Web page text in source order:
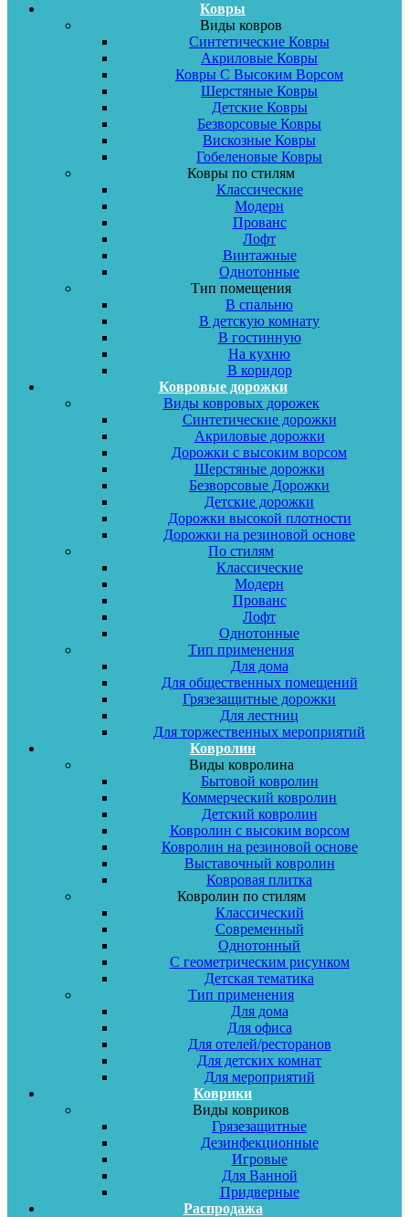
Ковры
Виды ковров
Синтетические Ковры
Акриловые Ковры
Ковры С Высоким Ворсом
Шерстяные Ковры
Детские Ковры
Безворсовые Ковры
Вискозные Ковры
Гобеленовые Ковры
Ковры по стилям
Классические
Модерн
Прованс
Лофт
Винтажные
Однотонные
Тип помещения
В спальню
В детскую комнату
В гостинную
На кухню
В коридор
Ковровые дорожки
Виды ковровых дорожек
Синтетические дорожки
Акриловые дорожки
Дорожки с высоким ворсом
Шерстяные дорожки
Безворсовые Дорожки
Детские дорожки
Дорожки высокой плотности
Дорожки на резиновой основе
По стилям
Классические
Модерн
Прованс
Лофт
Однотонные
Тип применения
Для дома
Для общественных помещений
Грязезащитные дорожки
Для лестниц
Для торжественных мероприятий
Ковролин
Виды ковролина
Бытовой ковролин
Коммерческий ковролин
Детский ковролин
Ковролин с высоким ворсом
Ковролин на резиновой основе
Выставочный ковролин
Ковровая плитка
Ковролин по стилям
Классический
Современный
Однотонный
С геометрическим рисунком
Детская тематика
Тип применения
Для дома
Для офиса
Для отелей/ресторанов
Для детских комнат
Для мероприятий
Коврики
Виды ковриков
Грязезащитные
Дезинфекционные
Игровые
Для Ванной
Придверные
Распродажа